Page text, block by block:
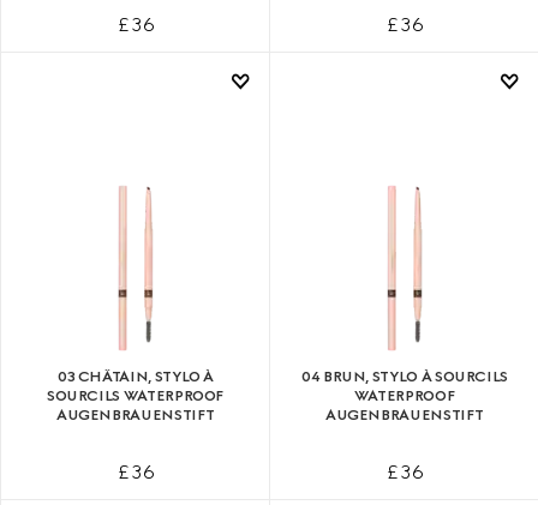
£ 36 £ 36
03 CHÂTAIN, STYLO À
SOURCILS WATERPROOF
AUGENBRAUENSTIFT
£ 36
04 BRUN, STYLO À SOURCILS
WATERPROOF
AUGENBRAUENSTIFT
£ 36